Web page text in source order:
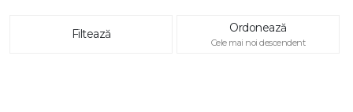
Filtează Ordonează
Cele mai noi descendent